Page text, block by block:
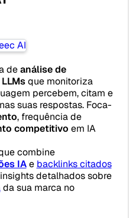
deanálise de
que monitoriza
percebem, citam e
suas respostas. Foca-
, frequência de
competitivo em IA
combine
IAe backlinks citados
detalhados sobre
da sua marca no